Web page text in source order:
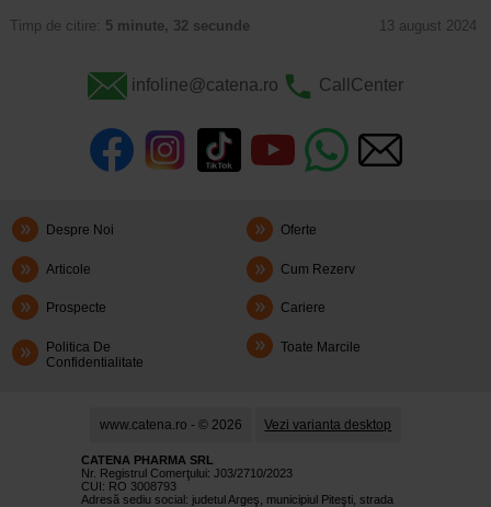
Timp de citire: 5 minute, 32 secunde 13 august 2024
infoline@catena.ro CallCenter
Despre Noi Oferte
Articole Cum Rezerv
Prospecte Cariere
Politica De
Confidentialitate
Toate Marcile
www.catena.ro - © 2026 Vezi varianta desktop
CATENA PHARMA SRL
Nr. Registrul Comerţului: J03/2710/2023
CUI: RO 3008793
Adresă sediu social: judetul Argeş, municipiul Piteşti, strada